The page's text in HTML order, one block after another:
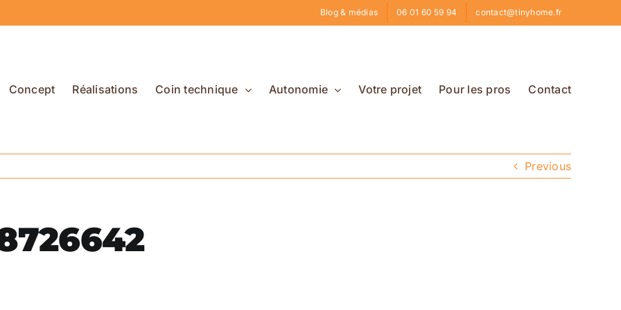
Blog & médias 06 01 60 59 94 contact@tinyhome.fr
Concept Réalisations Coin technique Autonomie Votre projet Pour les pros Contact
Previous